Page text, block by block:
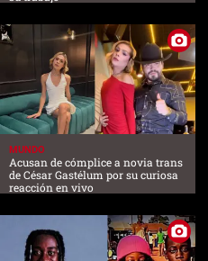
MUNDO
Acusan de cómplice a novia trans
de César Gastélum por su curiosa
reacción en vivo